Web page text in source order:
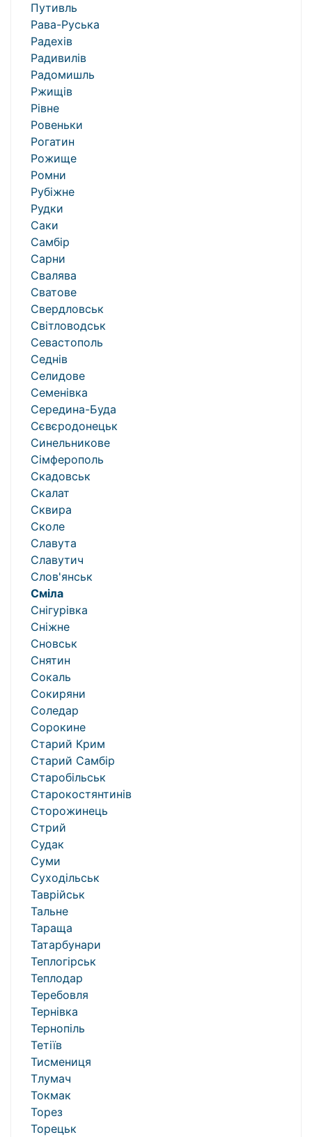
Путивль
Рава-Руська
Радехів
Радивилів
Радомишль
Ржищів
Рівне
Ровеньки
Рогатин
Рожище
Ромни
Рубіжне
Рудки
Саки
Самбір
Сарни
Свалява
Сватове
Свердловськ
Світловодськ
Севастополь
Седнів
Селидове
Семенівка
Середина-Буда
Сєвєродонецьк
Синельникове
Сімферополь
Скадовськ
Скалат
Сквира
Сколе
Славута
Славутич
Слов'янськ
Сміла
Снігурівка
Сніжне
Сновськ
Снятин
Сокаль
Сокиряни
Соледар
Сорокине
Старий Крим
Старий Самбір
Старобільськ
Старокостянтинів
Сторожинець
Стрий
Судак
Суми
Суходільськ
Таврійськ
Тальне
Тараща
Татарбунари
Теплогірськ
Теплодар
Теребовля
Тернівка
Тернопіль
Тетіїв
Тисмениця
Тлумач
Токмак
Торез
Торецьк